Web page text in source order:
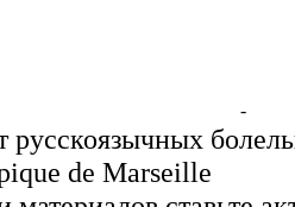
-
de Marseille